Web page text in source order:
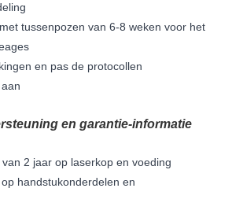
tussenpozen van 6-8 weken voor het
en pas de protocollen
en garantie-informatie
2 jaar op laserkop en voeding
handstukonderdelen en